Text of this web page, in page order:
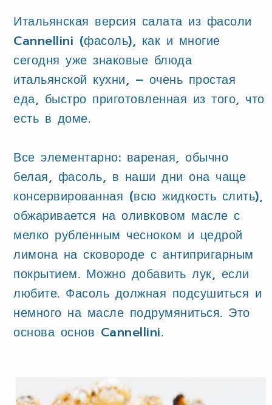
Итальянская версия салата из фасоли
Cannellini (фасоль), как и многие
сегодня уже знаковые блюда
итальянской кухни, – очень простая
еда, быстро приготовленная из того, что
есть в доме.
Все элементарно: вареная, обычно
белая, фасоль, в наши дни она чаще
консервированная (всю жидкость слить),
обжаривается на оливковом масле с
мелко рубленным чесноком и цедрой
лимона на сковороде с антипригарным
покрытием. Можно добавить лук, если
любите. Фасоль должная подсушиться и
немного на масле подрумяниться. Это
основа основ Cannellini.